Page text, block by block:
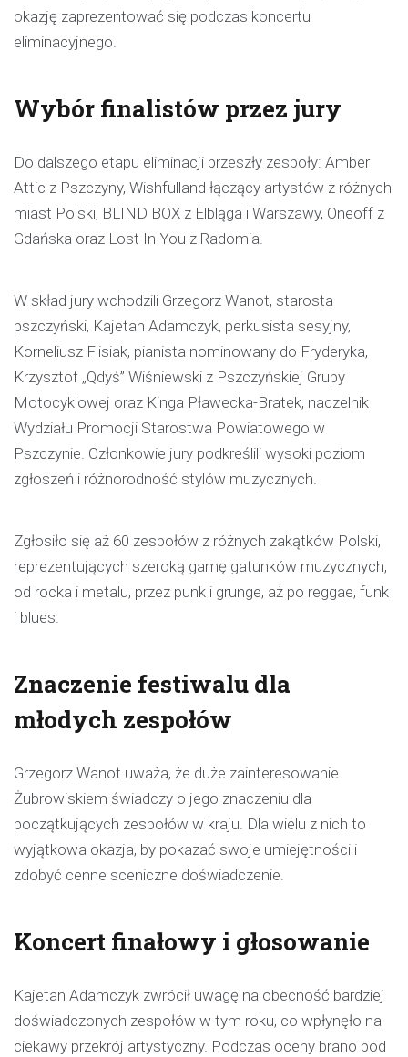
okazję zaprezentować się podczas koncertu
eliminacyjnego.
Wybór finalistów przez jury
Do dalszego etapu eliminacji przeszły zespoły: Amber
Attic z Pszczyny, Wishfulland łączący artystów z różnych
miast Polski, BLIND BOX z Elbląga i Warszawy, Oneoff z
Gdańska oraz Lost In You z Radomia.
W skład jury wchodzili Grzegorz Wanot, starosta
pszczyński, Kajetan Adamczyk, perkusista sesyjny,
Korneliusz Flisiak, pianista nominowany do Fryderyka,
Krzysztof „Qdyś” Wiśniewski z Pszczyńskiej Grupy
Motocyklowej oraz Kinga Pławecka-Bratek, naczelnik
Wydziału Promocji Starostwa Powiatowego w
Pszczynie. Członkowie jury podkreślili wysoki poziom
zgłoszeń i różnorodność stylów muzycznych.
Zgłosiło się aż 60 zespołów z różnych zakątków Polski,
reprezentujących szeroką gamę gatunków muzycznych,
od rocka i metalu, przez punk i grunge, aż po reggae, funk
i blues.
Znaczenie festiwalu dla
młodych zespołów
Grzegorz Wanot uważa, że duże zainteresowanie
Żubrowiskiem świadczy o jego znaczeniu dla
początkujących zespołów w kraju. Dla wielu z nich to
wyjątkowa okazja, by pokazać swoje umiejętności i
zdobyć cenne sceniczne doświadczenie.
Koncert finałowy i głosowanie
Kajetan Adamczyk zwrócił uwagę na obecność bardziej
doświadczonych zespołów w tym roku, co wpłynęło na
ciekawy przekrój artystyczny. Podczas oceny brano pod